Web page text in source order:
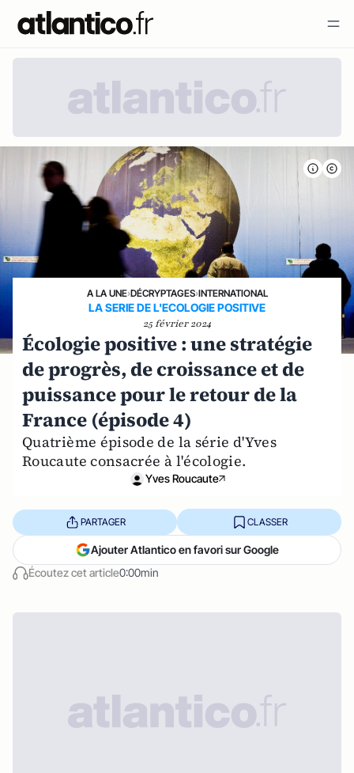
A LA UNE›DÉCRYPTAGES›INTERNATIONAL
LA SERIE DE L'ECOLOGIE POSITIVE
25 février 2024
Écologie positive : une stratégie
de progrès, de croissance et de
puissance pour le retour de la
France (épisode 4)
Quatrième épisode de la série d'Yves
Roucaute consacrée à l'écologie.
Yves Roucaute
Écoutez cet article0:00min
PARTAGER CLASSER
Ajouter Atlantico en favori sur Google